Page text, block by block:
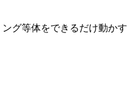
グ等体をできるだけ動かす